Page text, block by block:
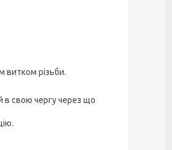
витком різьби.
в свою чергу через що